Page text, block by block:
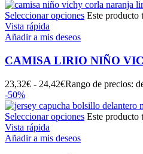
Seleccionar opciones Este producto
Vista rápida
Añadir a mis deseos
CAMISA LIRIO NIÑO
23,32€ - 24,42€Rango de precios:
-50%
Seleccionar opciones Este producto
Vista rápida
Añadir a mis deseos